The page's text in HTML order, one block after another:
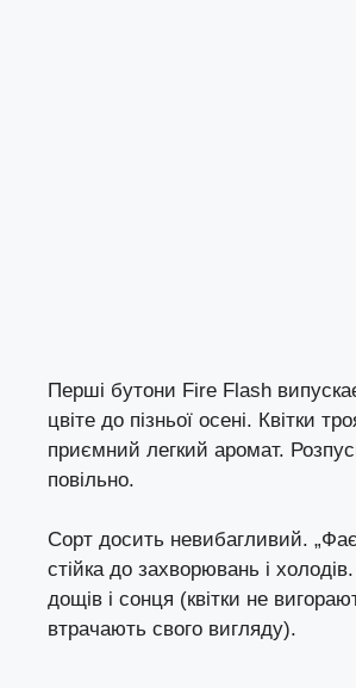
Перші бутони Fire Flash
цвіте до пізньої осені. Квітки
приємний легкий аромат.
повільно.
Сорт досить невибагливий.
стійка до захворювань і
дощів і сонця (квітки не
втрачають свого вигляду).